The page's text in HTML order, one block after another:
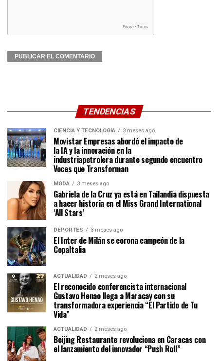
TENDENCIAS
CIENCIA Y TECNOLOGÍA 3 meses ago
Movistar Empresas abordó el impacto de
la IA y la innovación en la
industriapetrolera durante segundo encuentro
Voces que Transforman
MODA 3 meses ago
Gabriela de la Cruz ya está en Tailandia dispuesta
a hacer historia en el Miss Grand International
‘All Stars’
DEPORTES 3 meses ago
El Inter de Milán se corona campeón de la
CopaItalia
ACTUALIDAD 2 meses ago
El reconocido conferencista internacional
Gustavo Henao llega a Maracay con su
transformadora experiencia “El Partido de Tu
Vida”
ACTUALIDAD 2 meses ago
Beijing Restaurante revoluciona en Caracas con
el lanzamiento del innovador “Push Roll”